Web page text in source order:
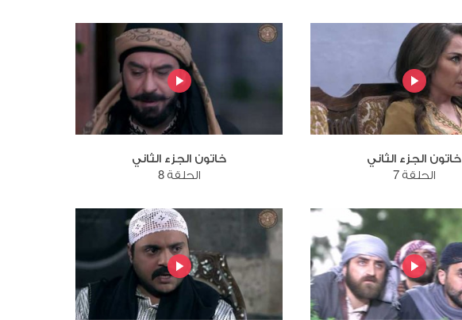
خاتون الجزء الثاني
الحلقة 7
خاتون الجزء الثاني
الحلقة 8